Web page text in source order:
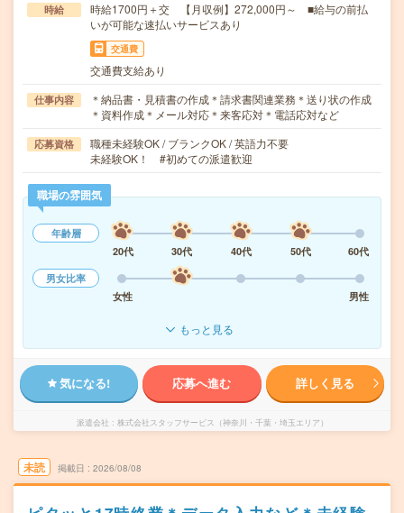
時給
時給1700円＋交 【月収例】272,000円～ ■給与の前払
いが可能な速払いサービスあり
交通費
交通費支給あり
仕事内容
＊納品書・見積書の作成＊請求書関連業務＊送り状の作成
＊資料作成＊メール対応＊来客応対＊電話応対など
応募資格
職種未経験OK / ブランクOK / 英語力不要
未経験OK！ #初めての派遣歓迎
職場の雰囲気
年齢層
20代
30代 40代 50代
60代
男女比率
女性
男性
もっと見る
気になる! 応募へ進む 詳しく見る
派遣会社 株式会社スタッフサービス（神奈川・千葉・埼玉エリア）
未読 掲載日 2026/08/08